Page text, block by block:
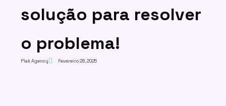
solução para resolver
o problema!
Plak Agency Fevereiro 28, 2025